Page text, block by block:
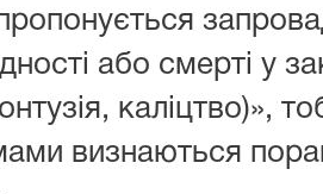
або смерті у
каліцтво)»,
визнаються